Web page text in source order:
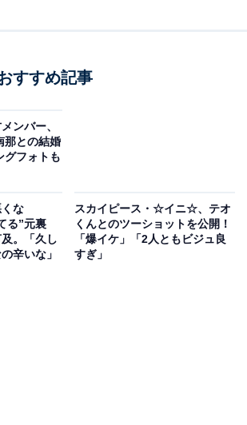
すすめ記事
ンバー、
那との結婚
グフォトも
くな
る”元裏
。「久し
辛いな」
スカイピース・☆イニ☆、テオ
くんとのツーショットを公開！
「爆イケ」「2人ともビジュ良
すぎ」